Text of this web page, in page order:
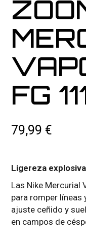
FG
79,99 €
Ligereza
Las Nike Mercurial
para romper líneas
ajuste ceñido y
en campos de